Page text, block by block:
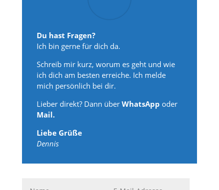
Du hast Fragen?
Ich bin gerne für dich da.
Schreib mir kurz, worum es geht und wie
ich dich am besten erreiche. Ich melde
mich persönlich bei dir.
Lieber direkt? Dann überWhatsApp oder
Mail.
Liebe Grüße
Dennis